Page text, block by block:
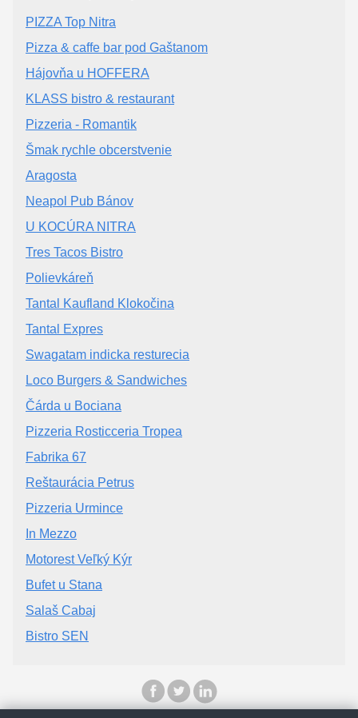
PIZZA Top Nitra
Pizza & caffe bar pod Gaštanom
Hájovňa u HOFFERA
KLASS bistro & restaurant
Pizzeria - Romantik
Šmak rychle obcerstvenie
Aragosta
Neapol Pub Bánov
U KOCÚRA NITRA
Tres Tacos Bistro
Polievkáreň
Tantal Kaufland Klokočina
Tantal Expres
Swagatam indicka resturecia
Loco Burgers & Sandwiches
Čárda u Bociana
Pizzeria Rosticceria Tropea
Fabrika 67
Reštaurácia Petrus
Pizzeria Urmince
In Mezzo
Motorest Veľký Kýr
Bufet u Stana
Salaš Cabaj
Bistro SEN